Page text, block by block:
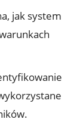
jak system